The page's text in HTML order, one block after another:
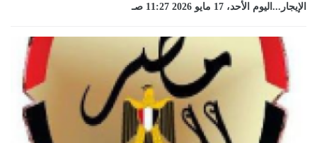
الإيجار...اليوم الأحد، 17 مايو 2026 11:27 صـ